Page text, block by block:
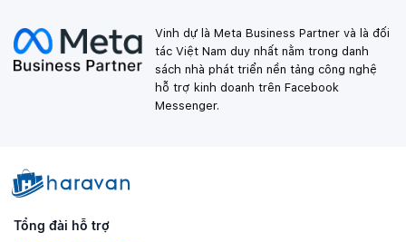
Vinh dự là Meta Business Partner và là đối
tác Việt Nam duy nhất nằm trong danh
sách nhà phát triển nền tảng công nghệ
hỗ trợ kinh doanh trên Facebook
Messenger.
Tổng đài hỗ trợ